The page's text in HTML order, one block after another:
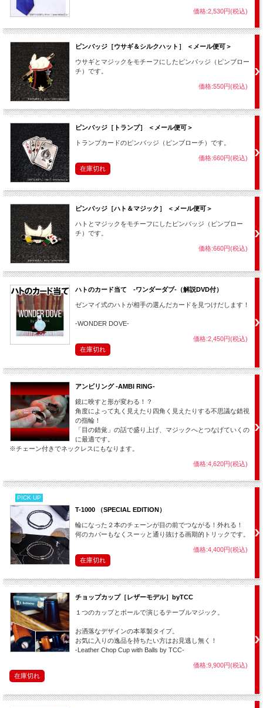
価格:2,530円(税込)
ピンバッジ［ウサギ＆シルクハット］ ＜メール便可＞
ウサギとマジックをモチーフにしたピンバッジ（ピンブロー
チ）です。
価格:550円(税込)
ピンバッジ［トランプ］ ＜メール便可＞
トランプカードのピンバッジ（ピンブローチ）です。
価格:660円(税込)
在庫切れ
ピンバッジ［ハト＆マジック］ ＜メール便可＞
ハトとマジックをモチーフにしたピンバッジ（ピンブロー
チ）です。
価格:660円(税込)
ハトのカード当て -ワンダーダブ-（解説DVD付）
ゼンマイ式のハトが相手の選んだカードを見つけだします！
-WONDER DOVE-
価格:2,450円(税込)
在庫切れ
アンビリング -AMBI RING-
鏡に映すと形が変わる！？
角度によって丸く見えたり四角く見えたりする不思議な錯視
の指輪！
「目の錯覚」の話で盛り上げ、マジックへとつなげていくの
に最適です。
※チェーン付きでネックレスにもなります。
価格:4,620円(税込)
PICK UP
T-1000 （SPECIAL EDITION）
輪になった２本のチェーンが目の前でつながる！外れる！
何のカバーもなくスーッと通り抜ける画期的トリックです。
価格:4,400円(税込)
在庫切れ
チョップカップ［レザーモデル］byTCC
１つのカップとボールで演じるテーブルマジック。
お洒落なデザインの本革製タイプ。
お気に入りの逸品を持ちたい方はお見逃し無く！
-Leather Chop Cup with Balls by TCC-
価格:9,900円(税込)
在庫切れ